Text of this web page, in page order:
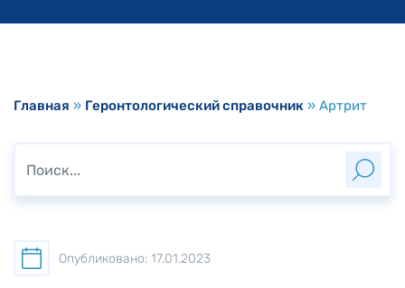
Главная » Геронтологический справочник » Артрит
Опубликовано: 17.01.2023